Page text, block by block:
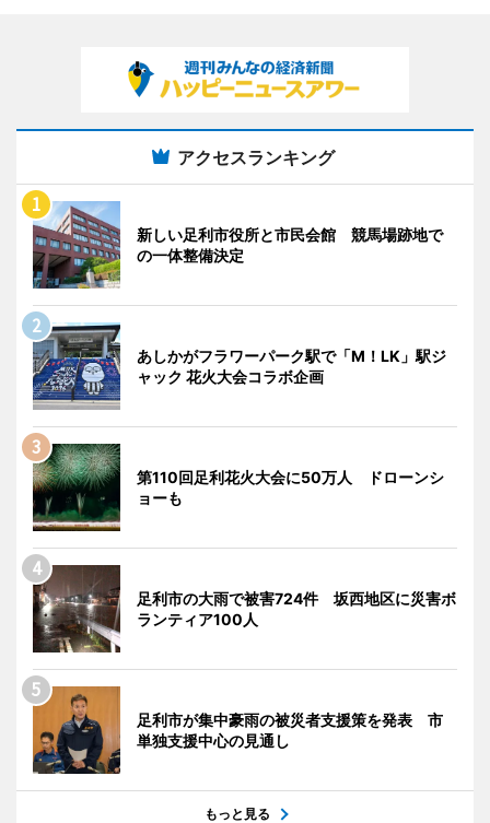
アクセスランキング
新しい足利市役所と市民会館 競馬場跡地で
の一体整備決定
あしかがフラワーパーク駅で「M！LK」駅ジ
ャック 花火大会コラボ企画
第110回足利花火大会に50万人 ドローンシ
ョーも
足利市の大雨で被害724件 坂西地区に災害ボ
ランティア100人
足利市が集中豪雨の被災者支援策を発表 市
単独支援中心の見通し
もっと見る